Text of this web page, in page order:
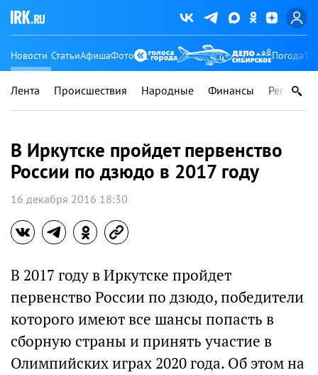
Новости СтатьиАфишаФото Погода
Лента Происшествия Народные Финансы Регионы
В Иркутске пройдет первенство
России по дзюдо в 2017 году
16 декабря 2016 18:30
В 2017 году в Иркутске пройдет
первенство России по дзюдо, победители
которого имеют все шансы попасть в
сборную страны и принять участие в
Олимпийских играх 2020 года. Об этом на